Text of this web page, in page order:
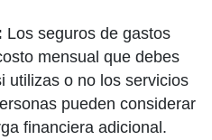
Los seguros de gastos
mensual que debes
utilizas o no los servicios
pueden considerar
financiera adicional.